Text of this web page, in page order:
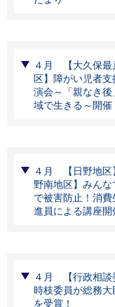
４月 【大久保最
区】障がい児者支
演会～「親なき後
域で生きる～開催
４月 【日野地区
野南地区】みんな
で被害防止！消費
進員による講座開
４月 【行政相談
時枝委員が総務大
を受賞！